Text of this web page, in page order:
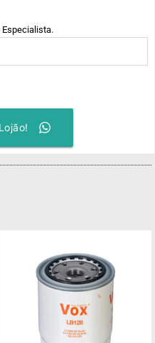
Especialista.